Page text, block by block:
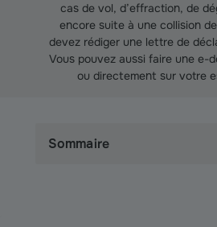
cas de vol, d’effraction, de
encore suite à une collision
devez rédiger une lettre de
Vous pouvez aussi faire une e-
ou directement sur votre
Sommaire